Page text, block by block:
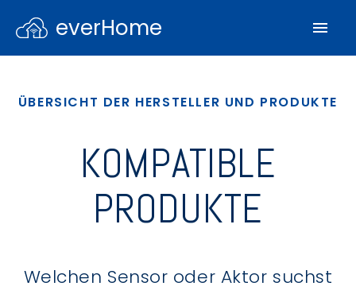
everHome
ÜBERSICHT DER HERSTELLER UND PRODUKTE
KOMPATIBLE
PRODUKTE
Welchen Sensor oder Aktor suchst